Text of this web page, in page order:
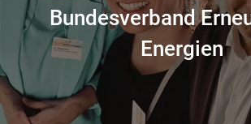
Bundesverband
Energien